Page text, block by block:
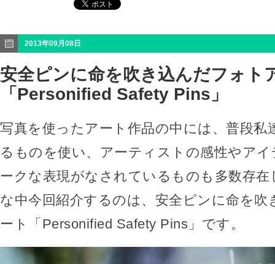
2013年09月08日
安全ピンに命を吹き込んだフォト
「Personified Safety Pins」
写真を使ったアート作品の中には、普段私
るものを使い、アーティストの感性やア
ークな表現がなされているものも多数存
な中今回紹介するのは、安全ピンに命を吹
ート「Personified Safety Pins」です。